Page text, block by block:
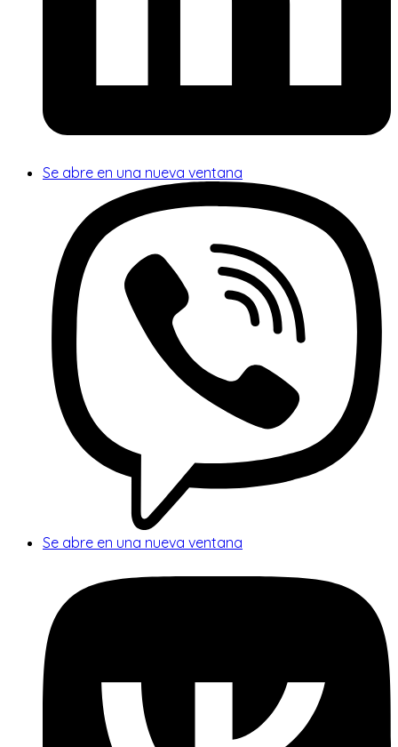
Se abre en una nueva ventana
Se abre en una nueva ventana